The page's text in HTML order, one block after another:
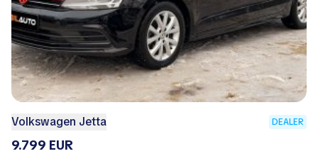
Volkswagen Jetta DEALER
9.799 EUR